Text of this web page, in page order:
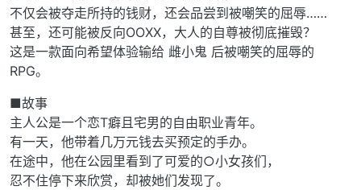
不仅会被夺走所持的钱财，还会品尝到被嘲笑的屈辱……
甚至，还可能被反向OOXX，大人的自尊被彻底摧毁？
这是一款面向希望体验输给 雌小鬼 后被嘲笑的屈辱的
RPG。
■故事
主人公是一个恋T癖且宅男的自由职业青年。
有一天，他带着几万元钱去买预定的手办。
在途中，他在公园里看到了可爱的○小女孩们，
忍不住停下来欣赏，却被她们发现了。